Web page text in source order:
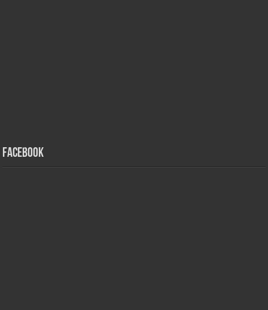
Facebook